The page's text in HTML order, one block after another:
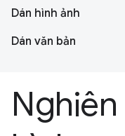
Dán hình ảnh
Dán văn bản